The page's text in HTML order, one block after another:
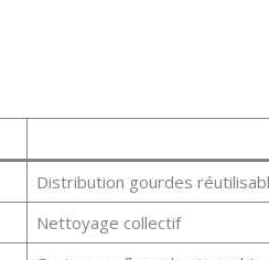
Distribution gourdes
Nettoyage collectif